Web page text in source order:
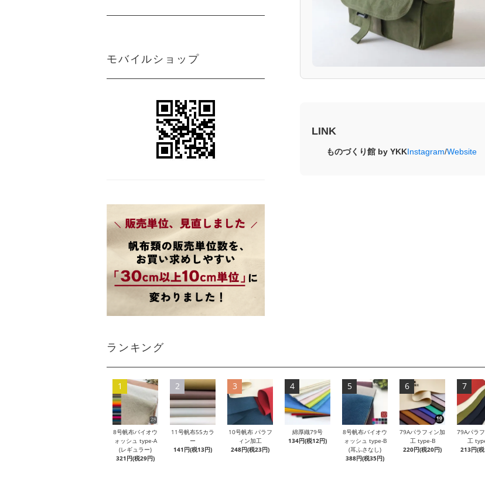
LINK
ものづくり館 by YKKInstagram/Website
モバイルショップ
ランキング
1
8号帆布バイオウ
ォッシュ type-A
(レギュラー)
321円(税29円)
2
11号帆布55カラ
ー
141円(税13円)
3
10号帆布 パラフ
ィン加工
248円(税23円)
4
綿厚織79号
134円(税12円)
5
8号帆布バイオウ
ォッシュ type-B
(耳ふさなし)
388円(税35円)
6
79Aパラフィン加
工 type-B
220円(税20円)
7
79Aパラ
工
213円(